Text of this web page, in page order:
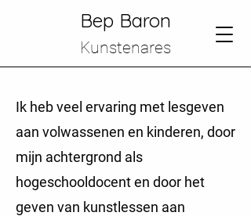
Bep Baron
Kunstenares
Ik heb veel ervaring met lesgeven
aan volwassenen en kinderen, door
mijn achtergrond als
hogeschooldocent en door het
geven van kunstlessen aan